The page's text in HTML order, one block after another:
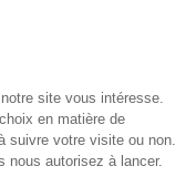
site vous intéresse.
en matière de
suivre votre visite ou non.
nous autorisez à lancer.
poignée en
des
un esprit
de
il